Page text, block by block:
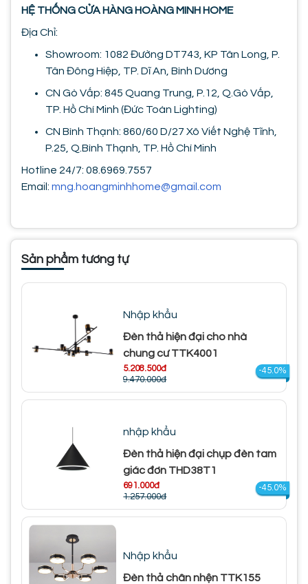
HỆ THỐNG CỬA HÀNG HOÀNG MINH HOME
Địa Chỉ:
Showroom: 1082 Đường DT743, KP Tân Long, P.
Tân Đông Hiệp, TP. Dĩ An, Bình Dương
CN Gò Vấp: 845 Quang Trung, P.12, Q.Gò Vấp,
TP. Hồ Chí Minh (Đức Toàn Lighting)
CN Bình Thạnh: 860/60 D/27 Xô Viết Nghệ Tĩnh,
P.25, Q.Bình Thạnh, TP. Hồ Chí Minh
Hotline 24/7: 08.6969.7557
Email: mng.hoangminhhome@gmail.com
Sản phẩm tương tự
Nhập khẩu
Đèn thả hiện đại cho nhà
chung cư TTK4001
5.208.500đ
9.470.000đ
-45.0%
nhập khẩu
Đèn thả hiện đại chụp đèn tam
giác đơn THD38T1
691.000đ
1.257.000đ
-45.0%
Nhập khẩu
Đèn thả chân nhện TTK155